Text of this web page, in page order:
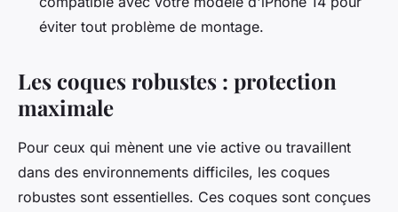
éviter tout problème de montage.
Les coques robustes : protection
maximale
Pour ceux qui mènent une vie active ou travaillent
dans des environnements difficiles, les coques
robustes sont essentielles. Ces coques sont conçues